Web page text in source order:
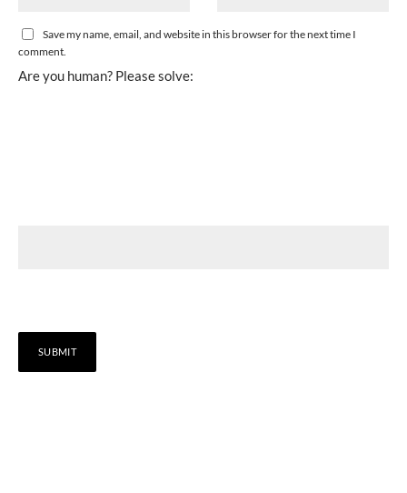
Save my name, email, and website in this browser for the next time I
comment.
Are you human? Please solve: